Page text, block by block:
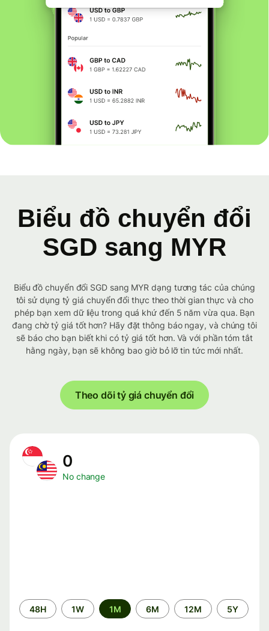
Biểu đồ chuyển đổi
SGD sang MYR
Biểu đồ chuyển đổi SGD sang MYR dạng tương tác của chúng
tôi sử dụng tỷ giá chuyển đổi thực theo thời gian thực và cho
phép bạn xem dữ liệu trong quá khứ đến 5 năm vừa qua. Bạn
đang chờ tỷ giá tốt hơn? Hãy đặt thông báo ngay, và chúng tôi
sẽ báo cho bạn biết khi có tỷ giá tốt hơn. Và với phần tóm tắt
hằng ngày, bạn sẽ không bao giờ bỏ lỡ tin tức mới nhất.
Theo dõi tỷ giá chuyển đổi
0
No change
Time
period
48H 1W 1M 6M 12M 5Y